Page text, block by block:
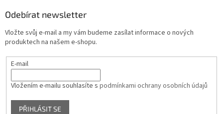
Odebírat newsletter
Vložte svůj e-mail a my vám budeme zasílat informace o nových
produktech na našem e-shopu.
E-mail
Vložením e-mailu souhlasíte s podmínkami ochrany osobních údajů
PŘIHLÁSIT SE